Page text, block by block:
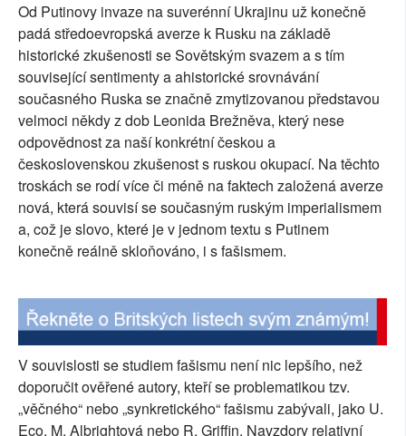
PŘÍSPĚVKY NA PROVOZ
SOCIÁLNÍ SÍTĚ
RUBRIKY
PLNÁ VERZE STRÁNEK
Od Putinovy invaze na suverénní Ukrajinu už konečně
padá středoevropská averze k Rusku na základě
historické zkušenosti se Sovětským svazem a s tím
související sentimenty a ahistorické srovnávání
současného Ruska se značně zmytizovanou představou
velmoci někdy z dob Leonida Brežněva, který nese
odpovědnost za naší konkrétní českou a
československou zkušenost s ruskou okupací. Na těchto
troskách se rodí více či méně na faktech založená averze
nová, která souvisí se současným ruským imperialismem
a, což je slovo, které je v jednom textu s Putinem
konečně reálně skloňováno, i s fašismem.
V souvislosti se studiem fašismu není nic lepšího, než
doporučit ověřené autory, kteří se problematikou tzv.
„věčného“ nebo „synkretického“ fašismu zabývali, jako U.
Eco, M. Albrightová nebo R. Griffin. Navzdory relativní